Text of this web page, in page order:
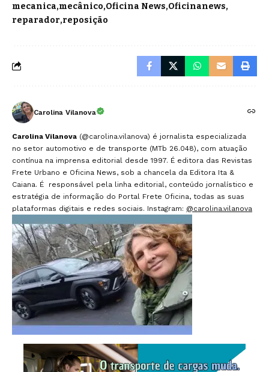
mecanica mecânico Oficina News Oficinanews
reparador reposição
Carolina Vilanova
Carolina Vilanova (@carolina.vilanova) é jornalista especializada
no setor automotivo e de transporte (MTb 26.048), com atuação
contínua na imprensa editorial desde 1997. É editora das Revistas
Frete Urbano e Oficina News, sob a chancela da Editora Ita &
Caiana. É responsável pela linha editorial, conteúdo jornalístico e
estratégia de informação do Portal Frete Oficina, todas as suas
plataformas digitais e redes sociais. Instagram: @carolina.vilanova